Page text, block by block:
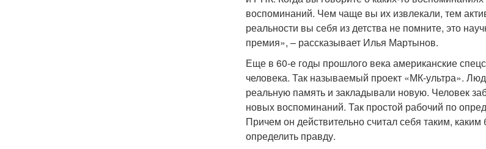
воспоминаний. Чем чаще вы их извлекали, тем
реальности вы себя из детства не помните, это
премия», – рассказывает Илья Мартынов.
Еще в 60-е годы прошлого века американские
человека. Так называемый проект «МК-ультра».
реальную память и закладывали новую. Человек
новых воспоминаний. Так простой рабочий по
Причем он действительно считал себя таким,
определить правду.